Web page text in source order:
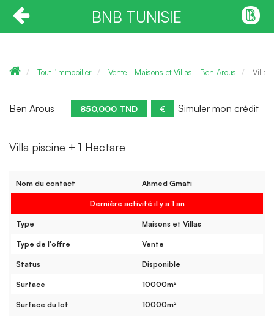
BNB TUNISIE
Tout l'immobilier Vente - Maisons et Villas - Ben Arous Villa
Ben Arous 850,000 TND € Simuler mon crédit
Villa piscine + 1 Hectare
Nom du contact Ahmed Gmati
Dernière activité il y a 1 an
Type Maisons et Villas
Type de l'offre Vente
Status Disponible
Surface 10000m²
Surface du lot 10000m²